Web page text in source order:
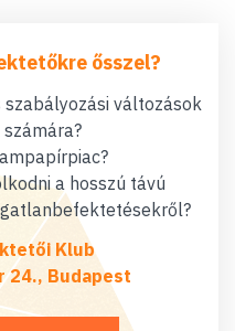
ősszel?
változások
a hosszú távú
Klub
24., Budapest